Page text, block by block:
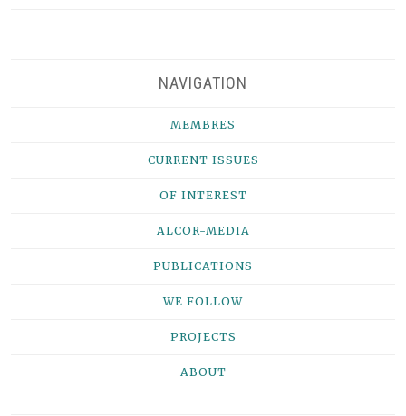
NAVIGATION
MEMBRES
CURRENT ISSUES
OF INTEREST
ALCOR-MEDIA
PUBLICATIONS
WE FOLLOW
PROJECTS
ABOUT